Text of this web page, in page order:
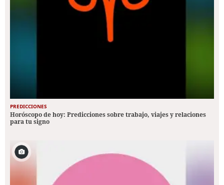
PREDICCIONES
Horóscopo de hoy: Predicciones sobre trabajo, viajes y relaciones
para tu signo